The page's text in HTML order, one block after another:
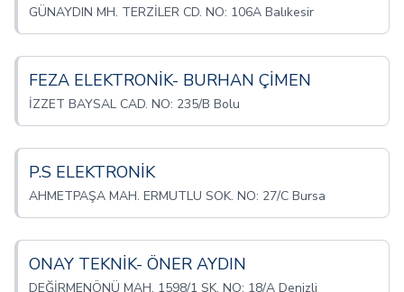
GÜNAYDIN MH. TERZİLER CD. NO: 106A Balıkesir
FEZA ELEKTRONİK- BURHAN ÇİMEN
İZZET BAYSAL CAD. NO: 235/B Bolu
P.S ELEKTRONİK
AHMETPAŞA MAH. ERMUTLU SOK. NO: 27/C Bursa
ONAY TEKNİK- ÖNER AYDIN
DEĞİRMENÖNÜ MAH. 1598/1 SK. NO: 18/A Denizli